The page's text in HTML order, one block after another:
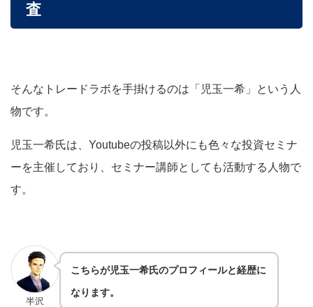
査
そんなトレードラボを手掛けるのは「児玉一希」という人
物です。
児玉一希氏は、Youtubeの投稿以外にも色々な投資セミナ
ーを主催しており、セミナー講師としても活動する人物で
す。
半沢
こちらが児玉一希氏のプロフィールと経歴に
なります。